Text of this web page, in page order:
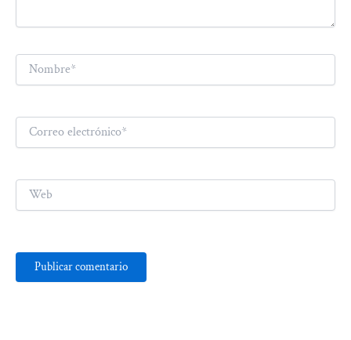
Nombre*
Correo
electrónico*
Web